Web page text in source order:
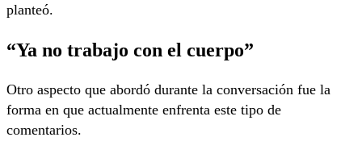
planteó.
“Ya no trabajo con el cuerpo”
Otro aspecto que abordó durante la conversación fue la
forma en que actualmente enfrenta este tipo de
comentarios.